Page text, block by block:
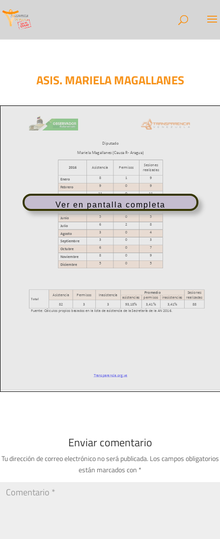
ASIS. MARIELA MAGALLANES
Ver en pantalla completa
Enviar comentario
Tu dirección de correo electrónico no será publicada. Los campos obligatorios
están marcados con *